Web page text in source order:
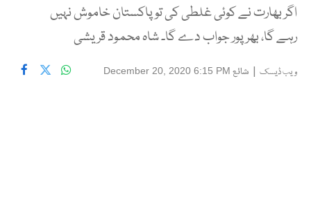
اگر بھارت نے کوئی غلطی کی تو پاکستان خاموش نہیں
رہے گا، بھرپور جواب دے گا۔ شاہ محمود قریشی
ویب ڈیسک | شائع December 20, 2020 6:15 PM